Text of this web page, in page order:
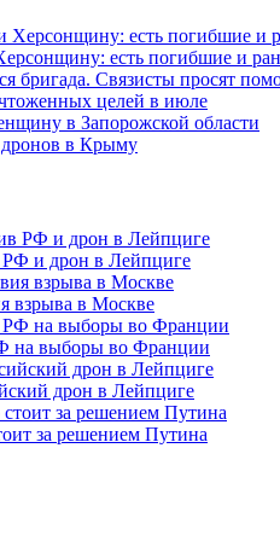
есть погибшие и
бригада. Связисты просят
целей в июле
в Запорожской области
в Крыму
и дрон в Лейпциге
взрыва в Москве
на выборы во Франции
дрон в Лейпциге
за решением Путина